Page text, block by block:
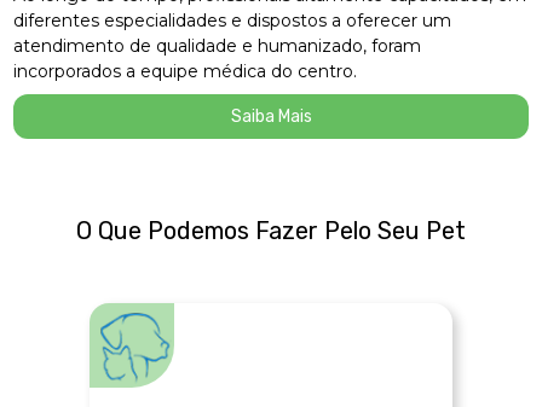
diferentes especialidades e dispostos a oferecer um
atendimento de qualidade e humanizado, foram
incorporados a equipe médica do centro.
Saiba Mais
O Que Podemos Fazer Pelo Seu Pet